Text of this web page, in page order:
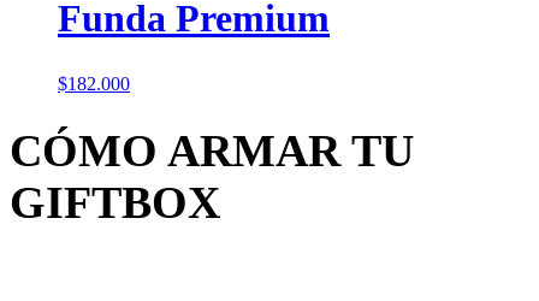
Funda Premium
$182.000
CÓMO ARMAR TU
GIFTBOX